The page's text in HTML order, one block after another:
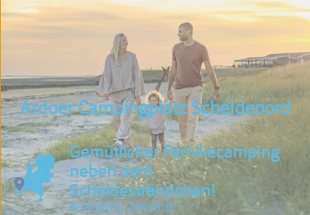
Ardoer Campingplatz Scheldeoord
Gemütlicher Familiecamping
neben dem
Scheldesträndchen!
Baarland, Zeeland